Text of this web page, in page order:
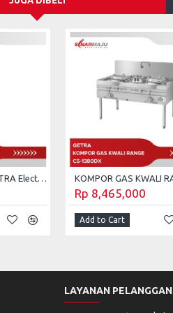
Cooker Steamer GETRA Electric Rice Cooker 48 Kg ZCF1-N12
Rp 8,465,000
Add to Cart
LAYANAN PELANGGAN